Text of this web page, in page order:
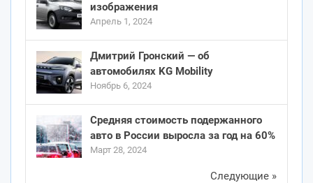
изображения
Апрель 1, 2024
Дмитрий Гронский — об
автомобилях KG Mobility
Ноябрь 6, 2024
Средняя стоимость подержанного
авто в России выросла за год на 60%
Март 28, 2024
Следующие »